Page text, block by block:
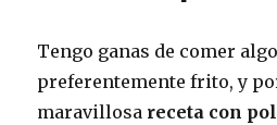
Tengo ganas de comer
preferentemente frito, y
maravillosa receta con